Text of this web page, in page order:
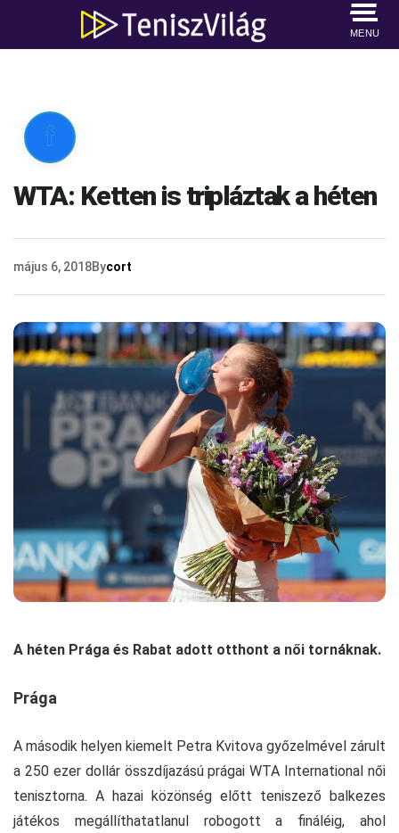
MENU

WTA: Ketten is tripláztak a héten
május 6, 2018Bycort
A héten Prága és Rabat adott otthont a női tornáknak.
Prága
A második helyen kiemelt Petra Kvitova győzelmével zárult
a 250 ezer dollár összdíjazású prágai WTA International női
tenisztorna. A hazai közönség előtt teniszező balkezes
játékos megállíthatatlanul robogott a fináléig, ahol